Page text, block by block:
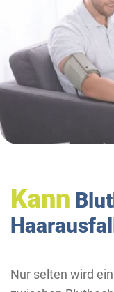
Kann
Nur selten wird